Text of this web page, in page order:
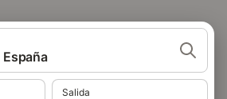
Salida